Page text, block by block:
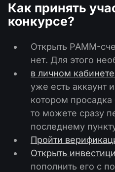
Как принять
конкурсе?
Открыть PAMM-
нет. Для этого
в личном
уже есть аккаунт
котором
то можете сразу
последнему
Пройти
Открыть
пополнить его с